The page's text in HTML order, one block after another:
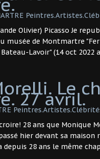
Olivier) Picasso Je
musée de Montmartre
Lavoir" (14 oct 2022
Le
27 avril.
28 ans que Monique
hier devant sa
28 ans le même